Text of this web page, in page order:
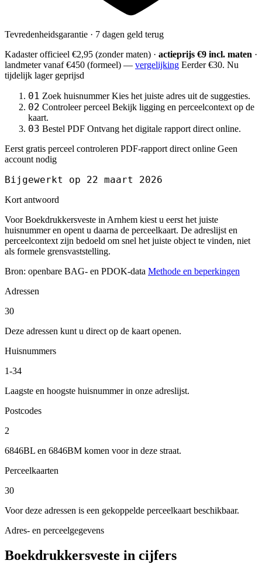
Tevredenheidsgarantie · 7 dagen geld terug
Kadaster officieel €2,95 (zonder maten) · actieprijs €9 incl. maten ·
landmetervanaf €450 (formeel) — vergelijking Eerder €30. Nu
tijdelijk lager geprijsd
01 Zoek huisnummer Kies het juiste adres uit de suggesties.
02 Controleer perceel Bekijk ligging en perceelcontext op de
kaart.
03 Bestel PDF Ontvang het digitale rapport direct online.
Eerst gratis perceel controleren PDF-rapport direct online Geen
account nodig
Bijgewerkt op 22 maart 2026
Kort antwoord
Voor Boekdrukkersveste in Arnhem kiest u eerst het juiste
huisnummer en opent u daarna de perceelkaart. De adreslijst en
perceelcontext zijn bedoeld om snel het juiste object te vinden, niet
als formele grensvaststelling.
Bron: openbare BAG- en PDOK-data Methode en beperkingen
Adressen
30
Deze adressen kunt u direct op de kaart openen.
Huisnummers
1-34
Laagste en hoogste huisnummer in onze adreslijst.
Postcodes
2
6846BL en 6846BM komen voor in deze straat.
Perceelkaarten
30
Voor deze adressen is een gekoppelde perceelkaart beschikbaar.
Adres- en perceelgegevens
Boekdrukkersveste in cijfers